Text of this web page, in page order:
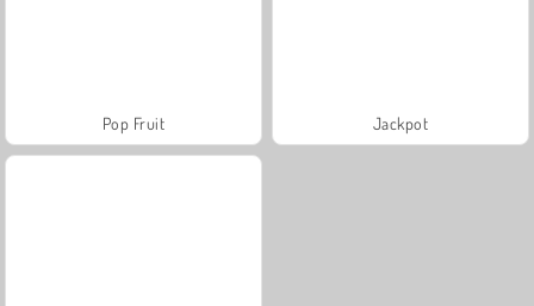
Pop Fruit Jackpot